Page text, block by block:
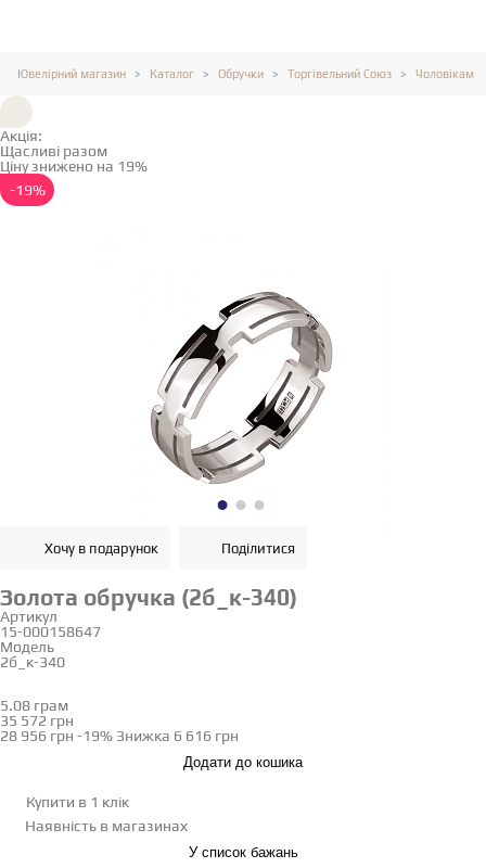
Ювелірний магазин Каталог Обручки Торгівельний Союз Чоловікам
Акція:
Щасливі разом
Ціну знижено на 19%
-19%
Хочу в подарунок Поділитися
Золота обручка (2б_к-340)
Артикул
15-000158647
Модель
2б_к-340
5.08 грам
35 572 грн
28 956 грн -19% Знижка 6 616 грн
Додати до кошика
Купити в 1 клік
Наявність в магазинах
У список бажань